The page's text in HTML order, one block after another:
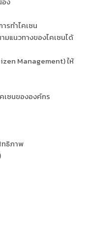
รทำไคเซน
มแนวทางของไคเซนได้
Management) ให้
เซนขององค์กร
ทธิภาพ